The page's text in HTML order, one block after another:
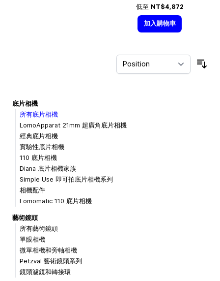
低至 NT$4,872
加入購物車
底片相機
所有底片相機
LomoApparat 21mm 超廣角底片相機
經典底片相機
實驗性底片相機
110 底片相機
Diana 底片相機家族
Simple Use 即可拍底片相機系列
相機配件
Lomomatic 110 底片相機
藝術鏡頭
所有藝術鏡頭
單眼相機
微單相機和旁軸相機
Petzval 藝術鏡頭系列
鏡頭濾鏡和轉接環